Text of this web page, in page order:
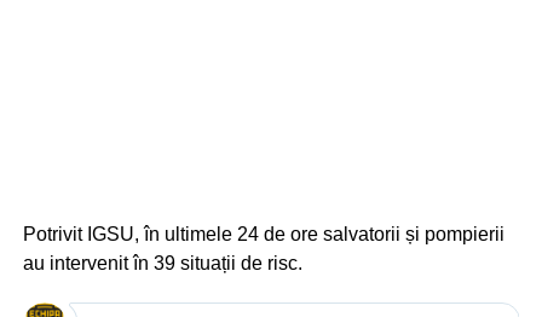
Potrivit IGSU, în ultimele 24 de ore salvatorii și pompierii
au intervenit în 39 situații de risc.